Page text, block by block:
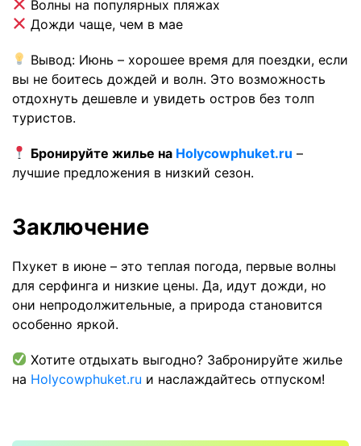
Волны на популярных пляжах
Дожди чаще, чем в мае
Вывод: Июнь – хорошее время для поездки, если
вы не боитесь дождей и волн. Это возможность
отдохнуть дешевле и увидеть остров без толп
туристов.
Бронируйте жилье на Holycowphuket.ru –
лучшие предложения в низкий сезон.
Заключение
Пхукет в июне – это теплая погода, первые волны
для серфинга и низкие цены. Да, идут дожди, но
они непродолжительные, а природа становится
особенно яркой.
Хотите отдыхать выгодно? Забронируйте жилье
на Holycowphuket.ru и наслаждайтесь отпуском!